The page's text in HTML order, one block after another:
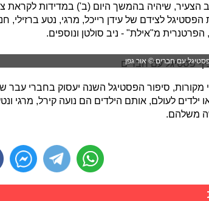
הצעיר, שיהיה בהמשך היום (ב') במדידות לקראת
הפסטיגל לצידם של עידן רייכל, מרגי, נטע ברזילי,
הפרטנרית מ"אילת" - ניב סולטן ונוספים.
עם חברים © אור גפן
מקורות, סיפור הפסטיגל השנה יעסוק בחברי
ילדים לעולם, אותם הילדים הם נועה קירל, מרגי
משלהם.